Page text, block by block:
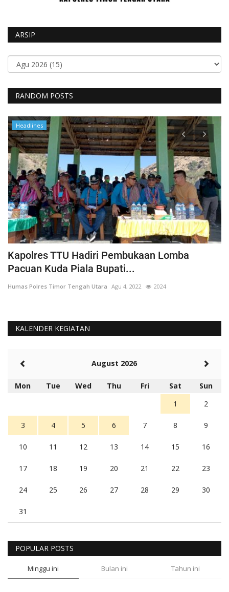
ARSIP
RANDOM POSTS
Headlines
Kapolres TTU Hadiri Pembukaan Lomba
Pacuan Kuda Piala Bupati...
Humas Polres Timor Tengah Utara Agu 4, 2022 2024
KALENDER KEGIATAN
August 2026
Mon Tue Wed Thu Fri Sat
Sun
1
2
3 4 5 6 7 8 9
10 11 12 13 14 15 16
17 18 19 20 21 22 23
24 25 26 27 28 29 30
31
POPULAR POSTS
Minggu ini Bulan ini Tahun ini